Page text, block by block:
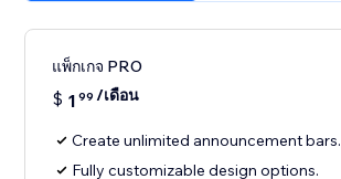
แพ็กเกจ PRO
$ 1 99 /เดือน
Create unlimited announcement bars.
Fully customizable design options.